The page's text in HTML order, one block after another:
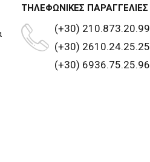
ΤΗΛΕΦΩΝΙΚΕΣ ΠΑΡΑΓΓΕΛΙΕΣ
(+30) 210.873.20.99
(+30) 2610.24.25.25
(+30) 6936.75.25.96